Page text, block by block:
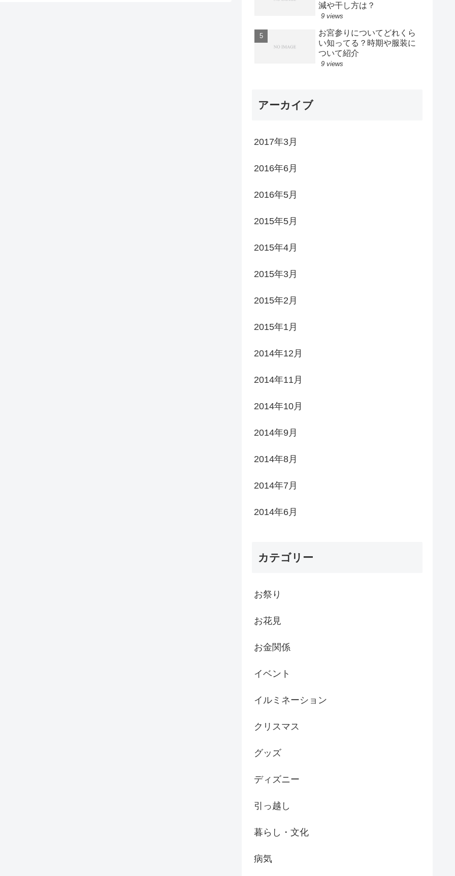
減や干し方は？
9 views
お宮参りについてどれくら
い知ってる？時期や服装に
ついて紹介
9 views
アーカイブ
2017年3月
2016年6月
2016年5月
2015年5月
2015年4月
2015年3月
2015年2月
2015年1月
2014年12月
2014年11月
2014年10月
2014年9月
2014年8月
2014年7月
2014年6月
カテゴリー
お祭り
お花見
お金関係
イベント
イルミネーション
クリスマス
グッズ
ディズニー
引っ越し
暮らし・文化
病気